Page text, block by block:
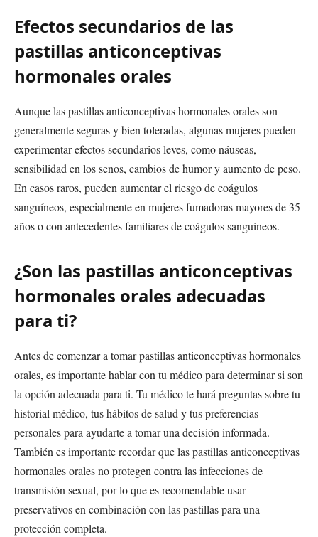
Efectos secundarios de las
pastillas anticonceptivas
hormonales orales
Aunque las pastillas anticonceptivas hormonales orales son
generalmente seguras y bien toleradas, algunas mujeres pueden
experimentar efectos secundarios leves, como náuseas,
sensibilidad en los senos, cambios de humor y aumento de peso.
En casos raros, pueden aumentar el riesgo de coágulos
sanguíneos, especialmente en mujeres fumadoras mayores de 35
años o con antecedentes familiares de coágulos sanguíneos.
¿Son las pastillas anticonceptivas
hormonales orales adecuadas
para ti?
Antes de comenzar a tomar pastillas anticonceptivas hormonales
orales, es importante hablar con tu médico para determinar si son
la opción adecuada para ti. Tu médico te hará preguntas sobre tu
historial médico, tus hábitos de salud y tus preferencias
personales para ayudarte a tomar una decisión informada.
También es importante recordar que las pastillas anticonceptivas
hormonales orales no protegen contra las infecciones de
transmisión sexual, por lo que es recomendable usar
preservativos en combinación con las pastillas para una
protección completa.